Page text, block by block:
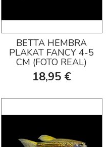
BETTA HEMBRA
PLAKAT FANCY 4-5
CM (FOTO REAL)
18,95 €